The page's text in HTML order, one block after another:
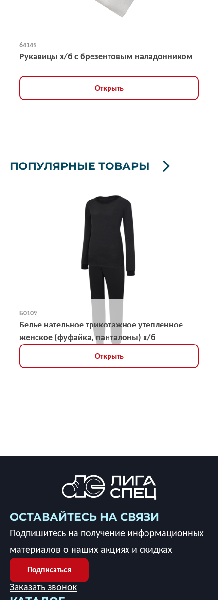
64149
Рукавицы х/б с брезентовым наладонником
Открыть
ПОПУЛЯРНЫЕ ТОВАРЫ
Б0109
Белье нательное трикотажное утепленное
женское (фуфайка, панталоны) х/б
Открыть
ОСТАВАЙТЕСЬ НА СВЯЗИ
Подпишитесь на получение информационных
материалов о наших акциях и скидках
Подписаться
Заказать звонок